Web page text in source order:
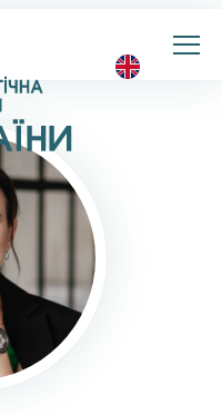
Національна
психологічна